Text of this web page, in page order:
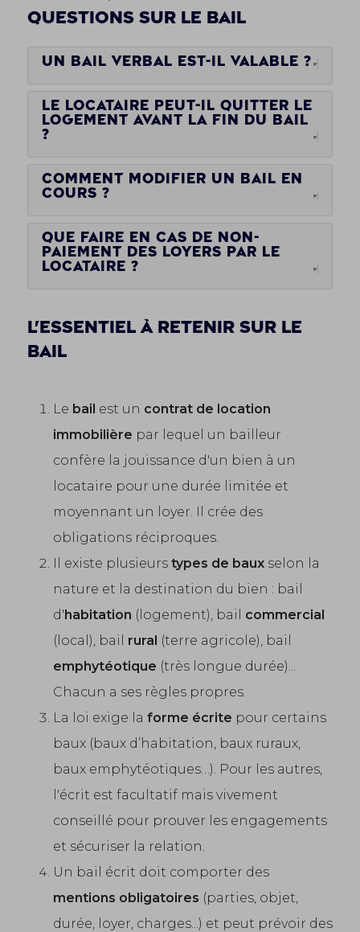
questions sur le bail
Un bail verbal est-il valable ?
Le locataire peut-il quitter le
logement avant la fin du bail
?
Comment modifier un bail en
cours ?
Que faire en cas de non-
paiement des loyers par le
locataire ?
L'essentiel à retenir sur le
bail
Le bail est un contrat de location
immobilière par lequel un bailleur
confère la jouissance d'un bien à un
locataire pour une durée limitée et
moyennant un loyer. Il crée des
obligations réciproques.
Il existe plusieurs types de baux selon la
nature et la destination du bien : bail
d'habitation (logement), bail commercial
(local), bail rural (terre agricole), bail
emphytéotique (très longue durée)...
Chacun a ses règles propres.
La loi exige la forme écrite pour certains
baux (baux d’habitation, baux ruraux,
baux emphytéotiques…). Pour les autres,
l'écrit est facultatif mais vivement
conseillé pour prouver les engagements
et sécuriser la relation.
Un bail écrit doit comporter des
mentions obligatoires (parties, objet,
durée, loyer, charges...) et peut prévoir des